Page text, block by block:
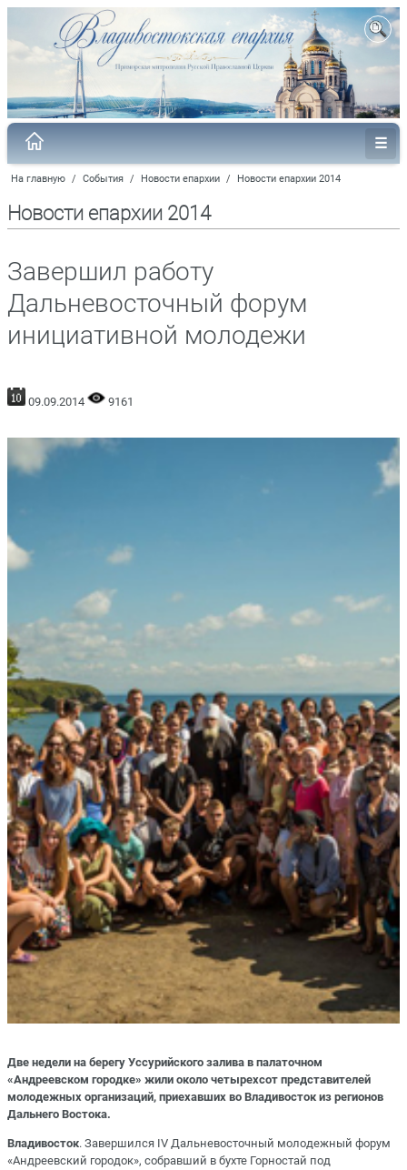
На главную / События / Новости епархии / Новости епархии 2014
Новости епархии 2014
Завершил работу
Дальневосточный форум
инициативной молодежи
09.09.2014 9161
Две недели на берегу Уссурийского залива в палаточном
«Андреевском городке» жили около четырехсот представителей
молодежных организаций, приехавших во Владивосток из регионов
Дальнего Востока.
Владивосток. Завершился IV Дальневосточный молодежный форум
«Андреевский городок», собравший в бухте Горностай под